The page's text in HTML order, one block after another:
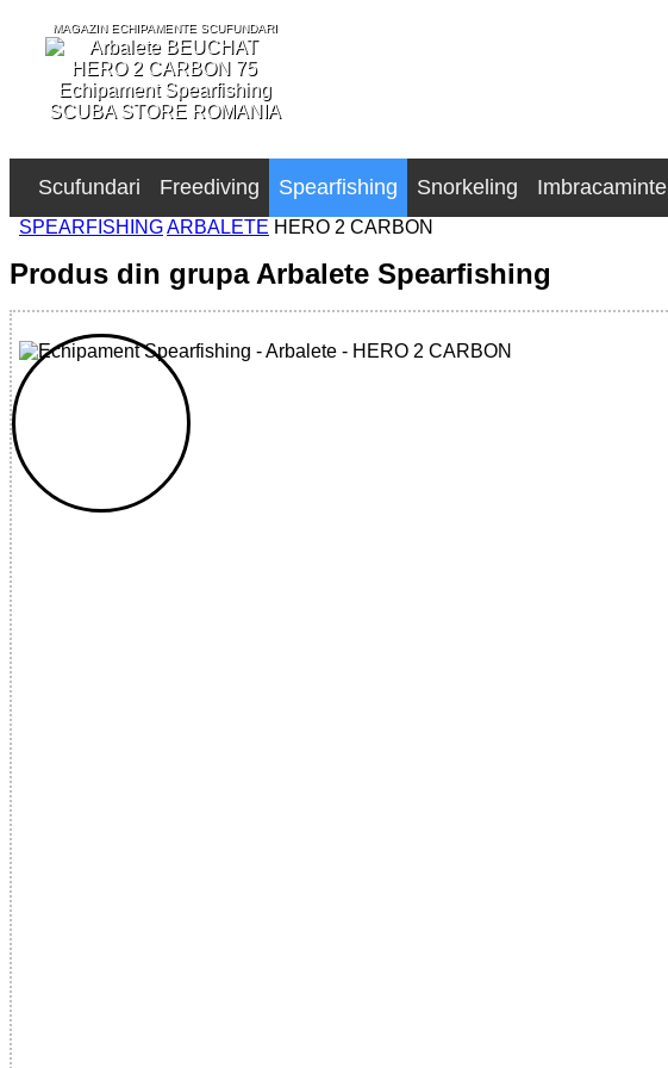
MAGAZIN ECHIPAMENTE SCUFUNDARI
SCUBA STORE ROMANIA
Scufundari Freediving Spearfishing Snorkeling Imbracaminte
SPEARFISHINGARBALETE HERO 2 CARBON
Produs din grupa Arbalete Spearfishing
32785516123 - HERO 2 CARBON